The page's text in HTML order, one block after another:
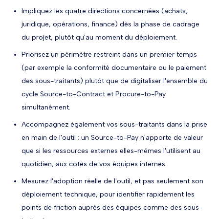
Impliquez les quatre directions concernées (achats,
juridique, opérations, finance) dès la phase de cadrage
du projet, plutôt qu'au moment du déploiement.
Priorisez un périmètre restreint dans un premier temps
(par exemple la conformité documentaire ou le paiement
des sous-traitants) plutôt que de digitaliser l'ensemble du
cycle Source-to-Contract et Procure-to-Pay
simultanément.
Accompagnez également vos sous-traitants dans la prise
en main de l'outil : un Source-to-Pay n'apporte de valeur
que si les ressources externes elles-mêmes l'utilisent au
quotidien, aux côtés de vos équipes internes.
Mesurez l'adoption réelle de l'outil, et pas seulement son
déploiement technique, pour identifier rapidement les
points de friction auprès des équipes comme des sous-